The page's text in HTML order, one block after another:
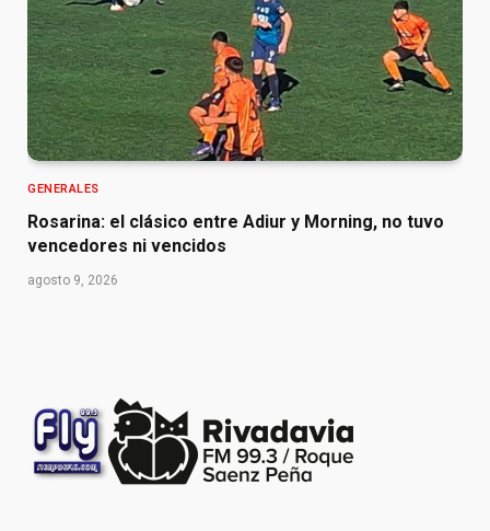
GENERALES
Rosarina: el clásico entre Adiur y Morning, no tuvo
vencedores ni vencidos
agosto 9, 2026